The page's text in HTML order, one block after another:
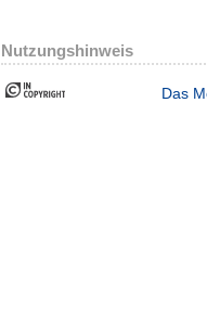
Nutzungshinweis
Das